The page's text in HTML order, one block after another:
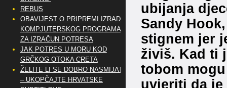
ubijanja
Sandy
stignem jer
živiš. Kad ti
tobom
uvjeriti da je
REBUS
OBAVIJEST O PRIPREMI IZRADE
KOMPJUTERSKOG PROGRAMA
ZA IZRAČUN POTRESA
JAK POTRES U MORU KOD
GRČKOG OTOKA CRETA
ŽELITE LI SE DOBRO NASMIJATI
– UKOPČAJTE HRVATSKE